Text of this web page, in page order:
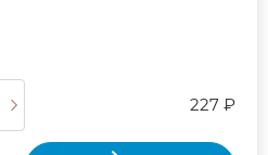
227 ₽